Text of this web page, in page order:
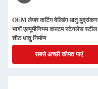
OEM लेजर कटिंग वेल्डिंग धातु मुद्रांकन
भागों एल्यूमीनियम कस्टम स्टेनलेस स्टील
शीट धातु निर्माण
सबसे अच्छी कीमत पाएं